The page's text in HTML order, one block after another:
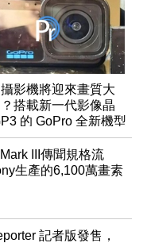
影機將迎來畫質大
搭載新一代影像晶
的 GoPro 全新機型
曝光
III傳聞規格流
生產的6,100萬畫素
記者版發售，